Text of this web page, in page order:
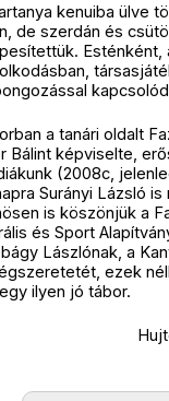
kenuiba ülve
de szerdán és
Esténként,
a tanári oldalt
Bálint képviselte,
(2008c,
Surányi Lázsló
is köszönjük a
és Sport
Lászlónak, a
ezek
ilyen jó tábor.